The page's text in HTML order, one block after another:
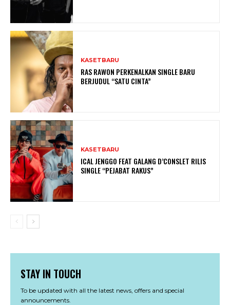
KASETBARU
RAS RAWON PERKENALKAN SINGLE BARU
BERJUDUL “SATU CINTA”
KASETBARU
ICAL JENGGO FEAT GALANG D’CONSLET RILIS
SINGLE “PEJABAT RAKUS”
STAY IN TOUCH
To be updated with all the latest news, offers and special
announcements.